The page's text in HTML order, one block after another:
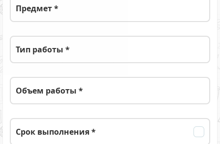
Предмет *
Тип работы *
Объем работы *
Срок выполнения *